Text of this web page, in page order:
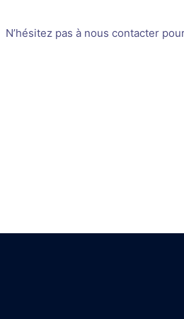
N’hésitez pas à nous contacter